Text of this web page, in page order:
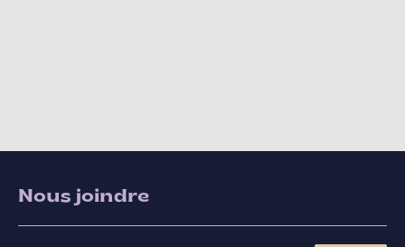
Nous joindre